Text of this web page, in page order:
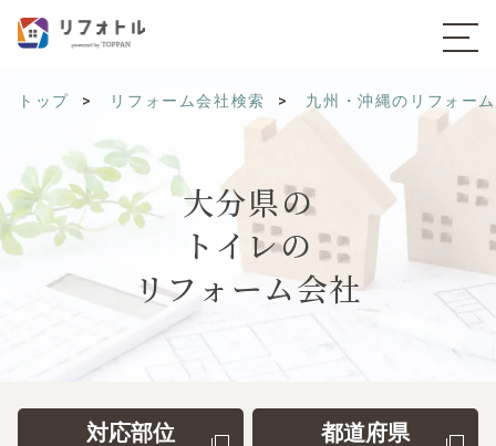
トップ リフォーム会社検索 九州・沖縄のリフォー
大分県の
トイレの
リフォーム会社
対応部位 都道府県